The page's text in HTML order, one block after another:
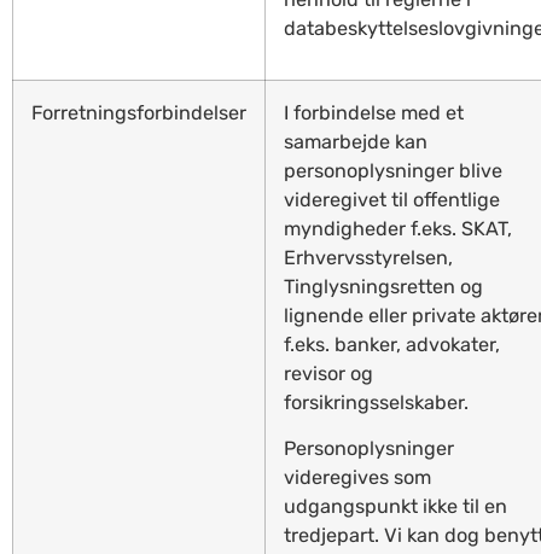
Forretningsforbindelser
I forbindelse med et
samarbejde kan
personoplysninger blive
videregivet til offentlige
myndigheder f.eks. SKAT,
Erhvervsstyrelsen,
Tinglysningsretten og
lignende eller private
f.eks. banker, advokater,
revisor og
forsikringsselskaber.
Personoplysninger
videregives som
udgangspunkt ikke til en
tredjepart. Vi kan dog